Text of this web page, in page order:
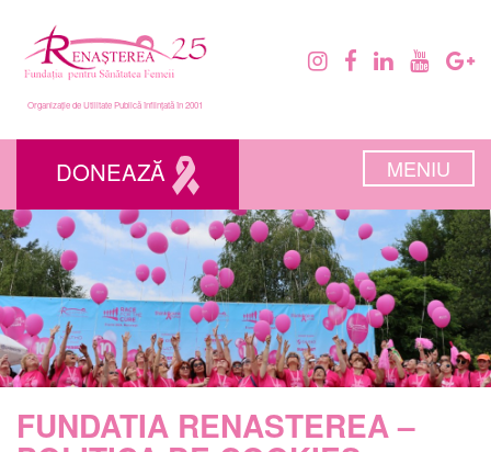
Organizație de Utilitate Publică înființată în 2001
DONEAZĂ MENIU
FUNDATIA RENASTEREA –